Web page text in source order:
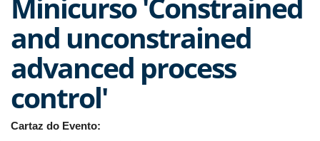
and unconstrained
advanced process
control'
Cartaz do Evento: